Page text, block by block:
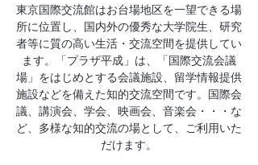
東京国際交流館はお台場地区を一望できる場
所に位置し、国内外の優秀な大学院生、研究
者等に質の高い生活・交流空間を提供してい
ます。「プラザ平成」は、「国際交流会議
場」をはじめとする会議施設、留学情報提供
施設などを備えた知的交流空間です。国際会
議、講演会、学会、映画会、音楽会・・・な
ど、多様な知的交流の場として、ご利用いた
だけます。